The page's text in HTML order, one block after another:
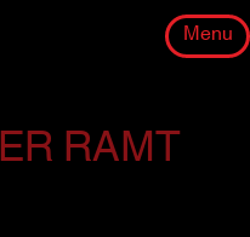
Menu
RAMT